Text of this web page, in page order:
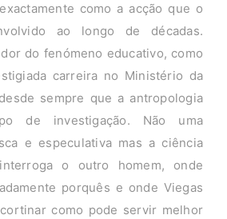
como a acção que o
ao longo de décadas.
do fenómeno educativo, como
carreira no Ministério da
sempre que a antropologia
de investigação. Não uma
e especulativa mas a ciência
o outro homem, onde
porquês e onde Viegas
como pode servir melhor